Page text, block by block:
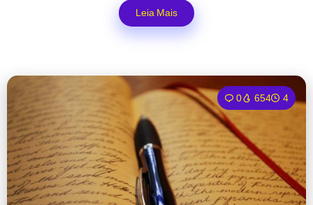
Leia Mais
0 654 4